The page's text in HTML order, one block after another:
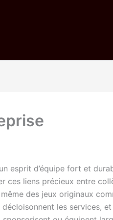
esprit d’équipe fort et
ces liens précieux entre
des jeux originaux
les services,